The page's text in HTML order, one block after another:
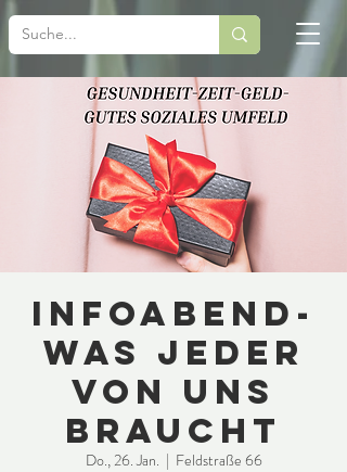
INFOABEND-
WAS JEDER
VON UNS
BRAUCHT
Do., 26. Jan.
  |
Feldstraße 66